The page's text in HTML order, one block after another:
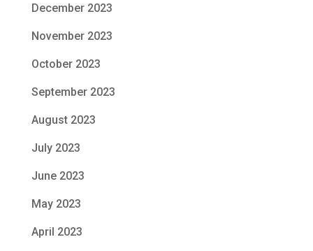
December 2023
November 2023
October 2023
September 2023
August 2023
July 2023
June 2023
May 2023
April 2023